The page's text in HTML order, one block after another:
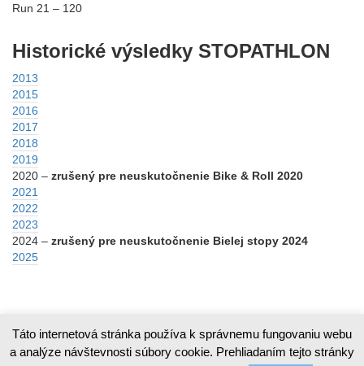
Run 21 – 120
Historické výsledky STOPATHLON
2013
2015
2016
2017
2018
2019
2020 – zrušený pre neuskutočnenie Bike & Roll 2020
2021
2022
2023
2024 – zrušený pre neuskutočnenie Bielej stopy 2024
2025
Táto internetová stránka používa k správnemu fungovaniu webu
a analýze návštevnosti súbory cookie. Prehliadaním tejto stránky